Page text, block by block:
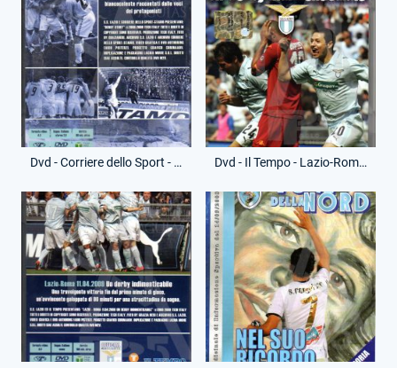
Dvd - Corriere dello Sport - Derby Story - (Retro) Dvd - Il Tempo - Lazio-Roma 11.04.2009 - Un derby indimenticabile - (Fronte)